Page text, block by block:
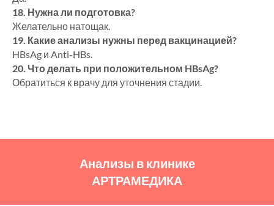
18. Нужна ли подготовка?
Желательно натощак.
19. Какие анализы нужны перед вакцинацией?
HBsAg и Anti-HBs.
20. Что делать при положительном HBsAg?
Обратиться к врачу для уточнения стадии.
Анализы в клинике
АРТРАМЕДИКА